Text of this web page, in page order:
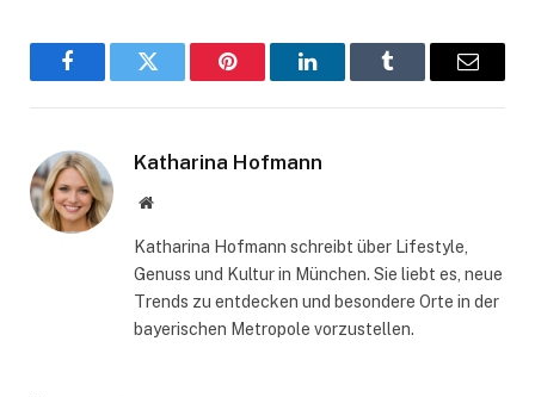
FacebookTwitter Pinterest LinkedInTumblr Email
Katharina Hofmann
Website
Katharina Hofmann schreibt über Lifestyle,
Genuss und Kultur in München. Sie liebt es, neue
Trends zu entdecken und besondere Orte in der
bayerischen Metropole vorzustellen.